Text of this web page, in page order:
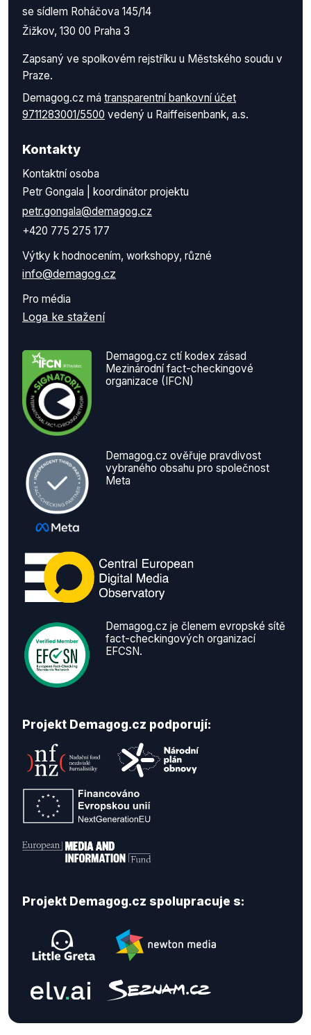
se sídlem Roháčova 145/14
Žižkov, 130 00 Praha 3
Zapsaný ve spolkovém rejstříku u Městského soudu v
Praze.
Demagog.cz má transparentní bankovní účet
9711283001/5500 vedený u Raiffeisenbank, a.s.
Kontakty
Kontaktní osoba
Petr Gongala | koordinátor projektu
petr.gongala@demagog.cz
+420 775 275 177
Výtky k hodnocením, workshopy, různé
info@demagog.cz
Pro média
Loga ke stažení
Demagog.cz ctí kodex zásad
Mezinárodní fact-checkingové
organizace (IFCN)
Demagog.cz ověřuje pravdivost
vybraného obsahu pro společnost
Meta
Demagog.cz je členem evropské sítě
fact-checkingových organizací
EFCSN.
Projekt Demagog.cz podporují:
Projekt Demagog.cz spolupracuje s: